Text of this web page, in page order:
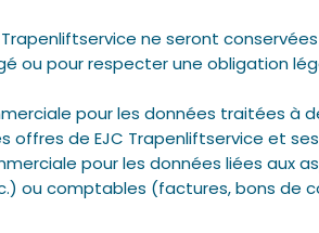
ne seront
ou pour respecter une obligation
pour les données traitées à
de EJC Trapenliftservice et
pour les données liées aux
ou comptables (factures, bons de